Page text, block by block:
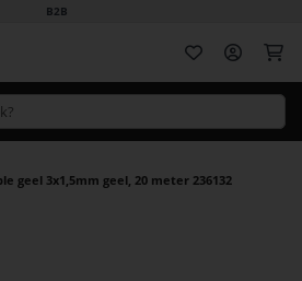
B2B
geel 3x1,5mm geel, 20 meter 236132